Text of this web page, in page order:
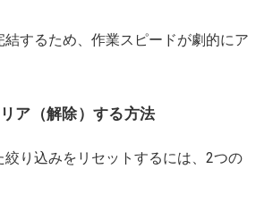
するため、作業スピードが劇的にア
ア（解除）する方法
り込みをリセットするには、2つの